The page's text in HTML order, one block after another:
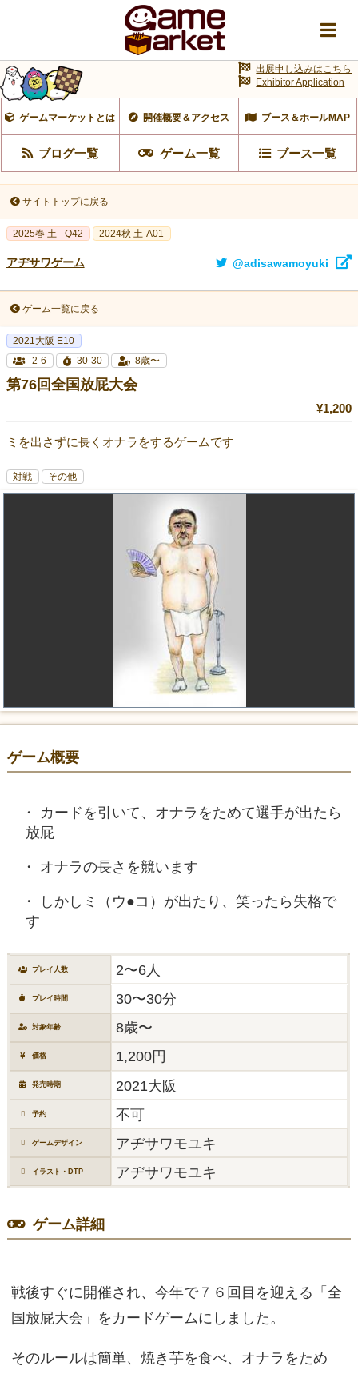
ゲームマーケットとは 開催概要＆アクセス ブース＆ホールMAP
ブログ一覧 ゲーム一覧 ブース一覧
出展申し込みはこちら
Exhibitor Application
サイトトップに戻る
2025春 土 - Q42 2024秋 土-A01
アヂサワゲーム @adisawamoyuki
ゲーム一覧に戻る
2021大阪 E10
2-6
30-30 8歳〜
第76回全国放屁大会
¥1,200
ミを出さずに長くオナラをするゲームです
対戦 その他
ゲーム概要
カードを引いて、オナラをためて選手が出たら
放屁
オナラの長さを競います
しかしミ（ウ●コ）が出たり、笑ったら失格で
す
プレイ人数 2〜6人
プレイ時間 30〜30分
対象年齢 8歳〜
価格 1,200円
発売時期 2021大阪
予約 不可
ゲームデザイン アヂサワモユキ
イラスト・DTP アヂサワモユキ
ゲーム詳細
戦後すぐに開催され、今年で７６回目を迎える「全
国放屁大会」をカードゲームにしました。
そのルールは簡単、焼き芋を食べ、オナラをため